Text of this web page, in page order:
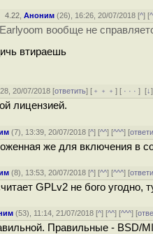
4.22 ,Аноним (26), 16:26, 20/07/2018 [^] [
вообще не
втираешь
20/07/2018 [ответить] [ ﹢﹢﹢] [ · · ·][↓
лицензией.
(7), 13:39, 20/07/2018 [^] [^^] [^^^] [
же для включения в
(8), 13:53, 20/07/2018 [^] [^^] [^^^] [
GPLv2 не бого угодно,
(53), 11:14, 21/07/2018 [^] [^^] [^^^] [
Правильные - BSD/